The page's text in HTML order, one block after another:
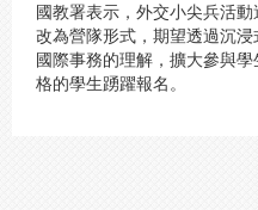
國教署表示，外交小尖兵活
改為營隊形式，期望透過沉
國際事務的理解，擴大參與
格的學生踴躍報名。